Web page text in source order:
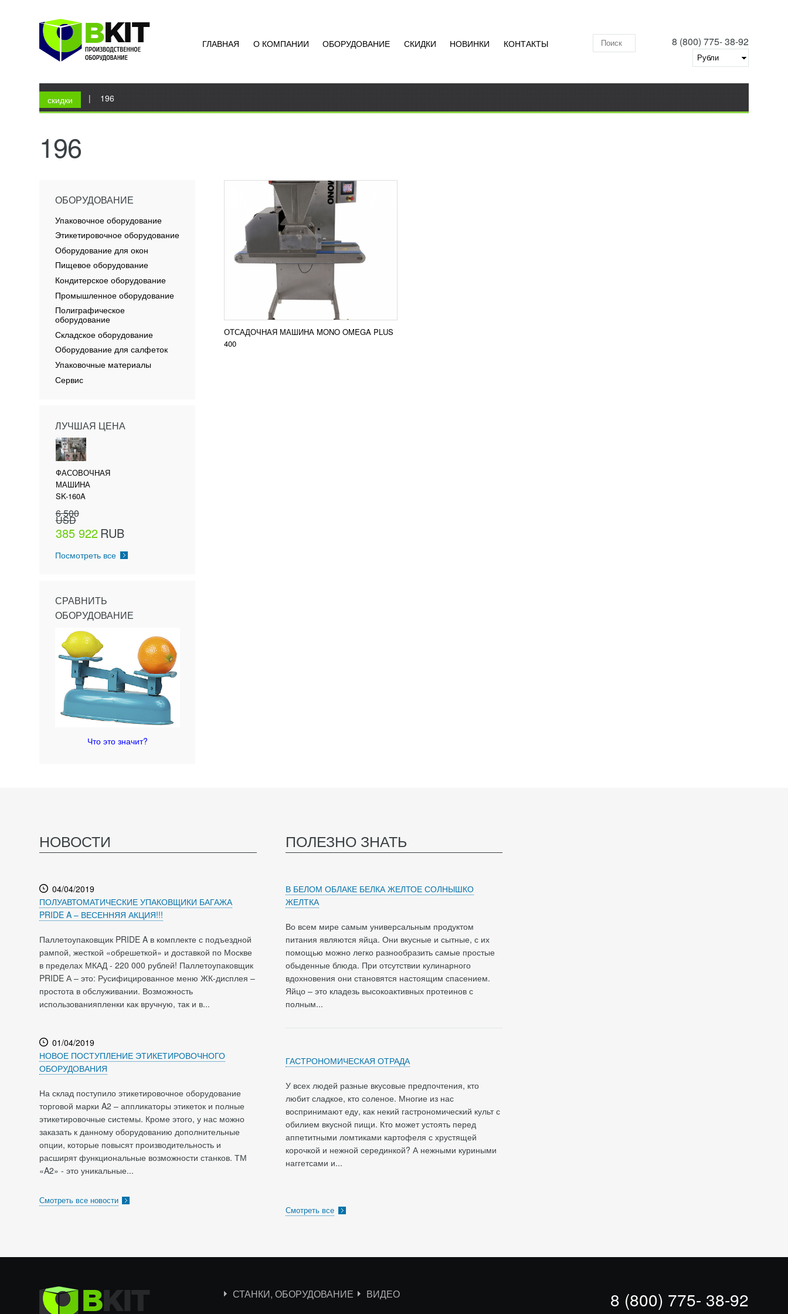
ГЛАВНАЯ О КОМПАНИИ ОБОРУДОВАНИЕ СКИДКИ НОВИНКИ КОНТАКТЫ
8 (800) 775- 38-92
Поиск по складу
Вы здесь
Главная | 196
196
1 616 775RUB
Отсадочная машина MONO OMEGA
PLUS 400 Отсадочная машина MONO
OMEGA PLUS 400 используется в
ОТСАДОЧНАЯ МАШИНА MONO OMEGA PLUS
400
ОБОРУДОВАНИЕ
Упаковочное оборудование
Этикетировочное оборудование
Оборудование для окон
Пищевое оборудование
Кондитерское оборудование
Промышленное оборудование
Полиграфическое
оборудование
Складское оборудование
Оборудование для салфеток
Упаковочные материалы
Сервис
ЛУЧШАЯ ЦЕНА
скидки
ФАСОВОЧНАЯ
МАШИНА
SK-160A
6 500
USD
385 922RUB
Посмотреть все
СРАВНИТЬ
ОБОРУДОВАНИЕ
Что это значит?
НОВОСТИ
04/04/2019
ПОЛУАВТОМАТИЧЕСКИЕ УПАКОВЩИКИ БАГАЖА
PRIDE A – ВЕСЕННЯЯ АКЦИЯ!!!
Паллетоупаковщик PRIDE A в комплекте с подъездной
рампой, жесткой «обрешеткой» и доставкой по Москве
в пределах МКАД - 220 000 рублей! Паллетоупаковщик
PRIDE А – это: Русифицированное меню ЖК-дисплея –
простота в обслуживании. Возможность
использованияпленки как вручную, так и в...
01/04/2019
НОВОЕ ПОСТУПЛЕНИЕ ЭТИКЕТИРОВОЧНОГО
ОБОРУДОВАНИЯ
На склад поступило этикетировочное оборудование
торговой марки A2 – аппликаторы этикеток и полные
этикетировочные системы. Кроме этого, у нас можно
заказать к данному оборудованию дополнительные
опции, которые повысят производительность и
расширят функциональные возможности станков. ТМ
«A2» - это уникальные...
Смотреть все новости
ПОЛЕЗНО ЗНАТЬ
В БЕЛОМ ОБЛАКЕ БЕЛКА ЖЕЛТОЕ СОЛНЫШКО
ЖЕЛТКА
Во всем мире самым универсальным продуктом
питания являются яйца. Они вкусные и сытные, с их
помощью можно легко разнообразить самые простые
обыденные блюда. При отсутствии кулинарного
вдохновения они становятся настоящим спасением.
Яйцо – это кладезь высокоактивных протеинов с
полным...
ГАСТРОНОМИЧЕСКАЯ ОТРАДА
У всех людей разные вкусовые предпочтения, кто
любит сладкое, кто соленое. Многие из нас
воспринимают еду, как некий гастрономический культ с
обилием вкусной пищи. Кто может устоять перед
аппетитными ломтиками картофеля с хрустящей
корочкой и нежной серединкой? А нежными куриными
наггетсами и...
Смотреть все
СТАНКИ, ОБОРУДОВАНИЕ ВИДЕО 8 (800) 775- 38-92